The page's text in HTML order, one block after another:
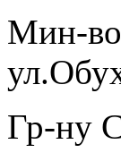
Мин-
Гр-ну